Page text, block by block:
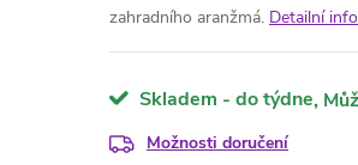
zahradního aranžmá. Detailní
Skladem - do týdne
Možnosti doručení